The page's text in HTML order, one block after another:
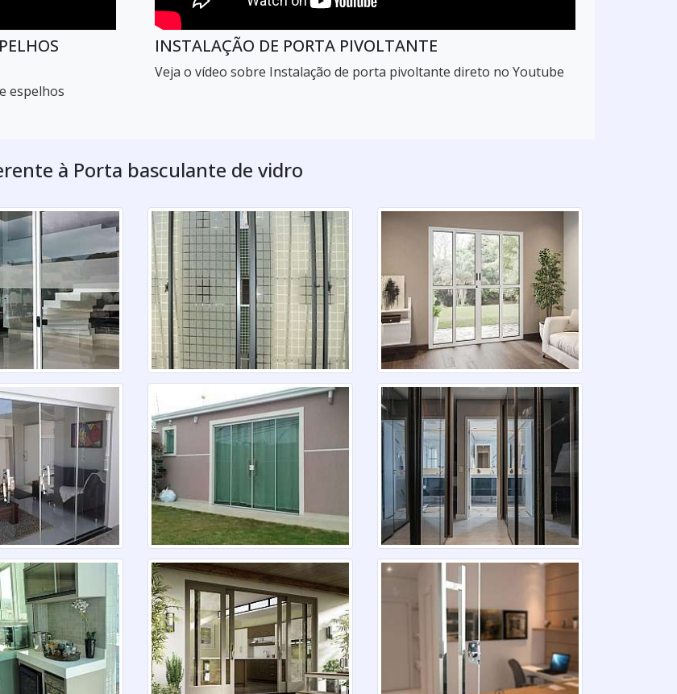
espelhos
INSTALAÇÃO DE PORTA PIVOLTANTE
Veja o vídeo sobre Instalação de porta pivoltante direto no Youtube
à Porta basculante de vidro